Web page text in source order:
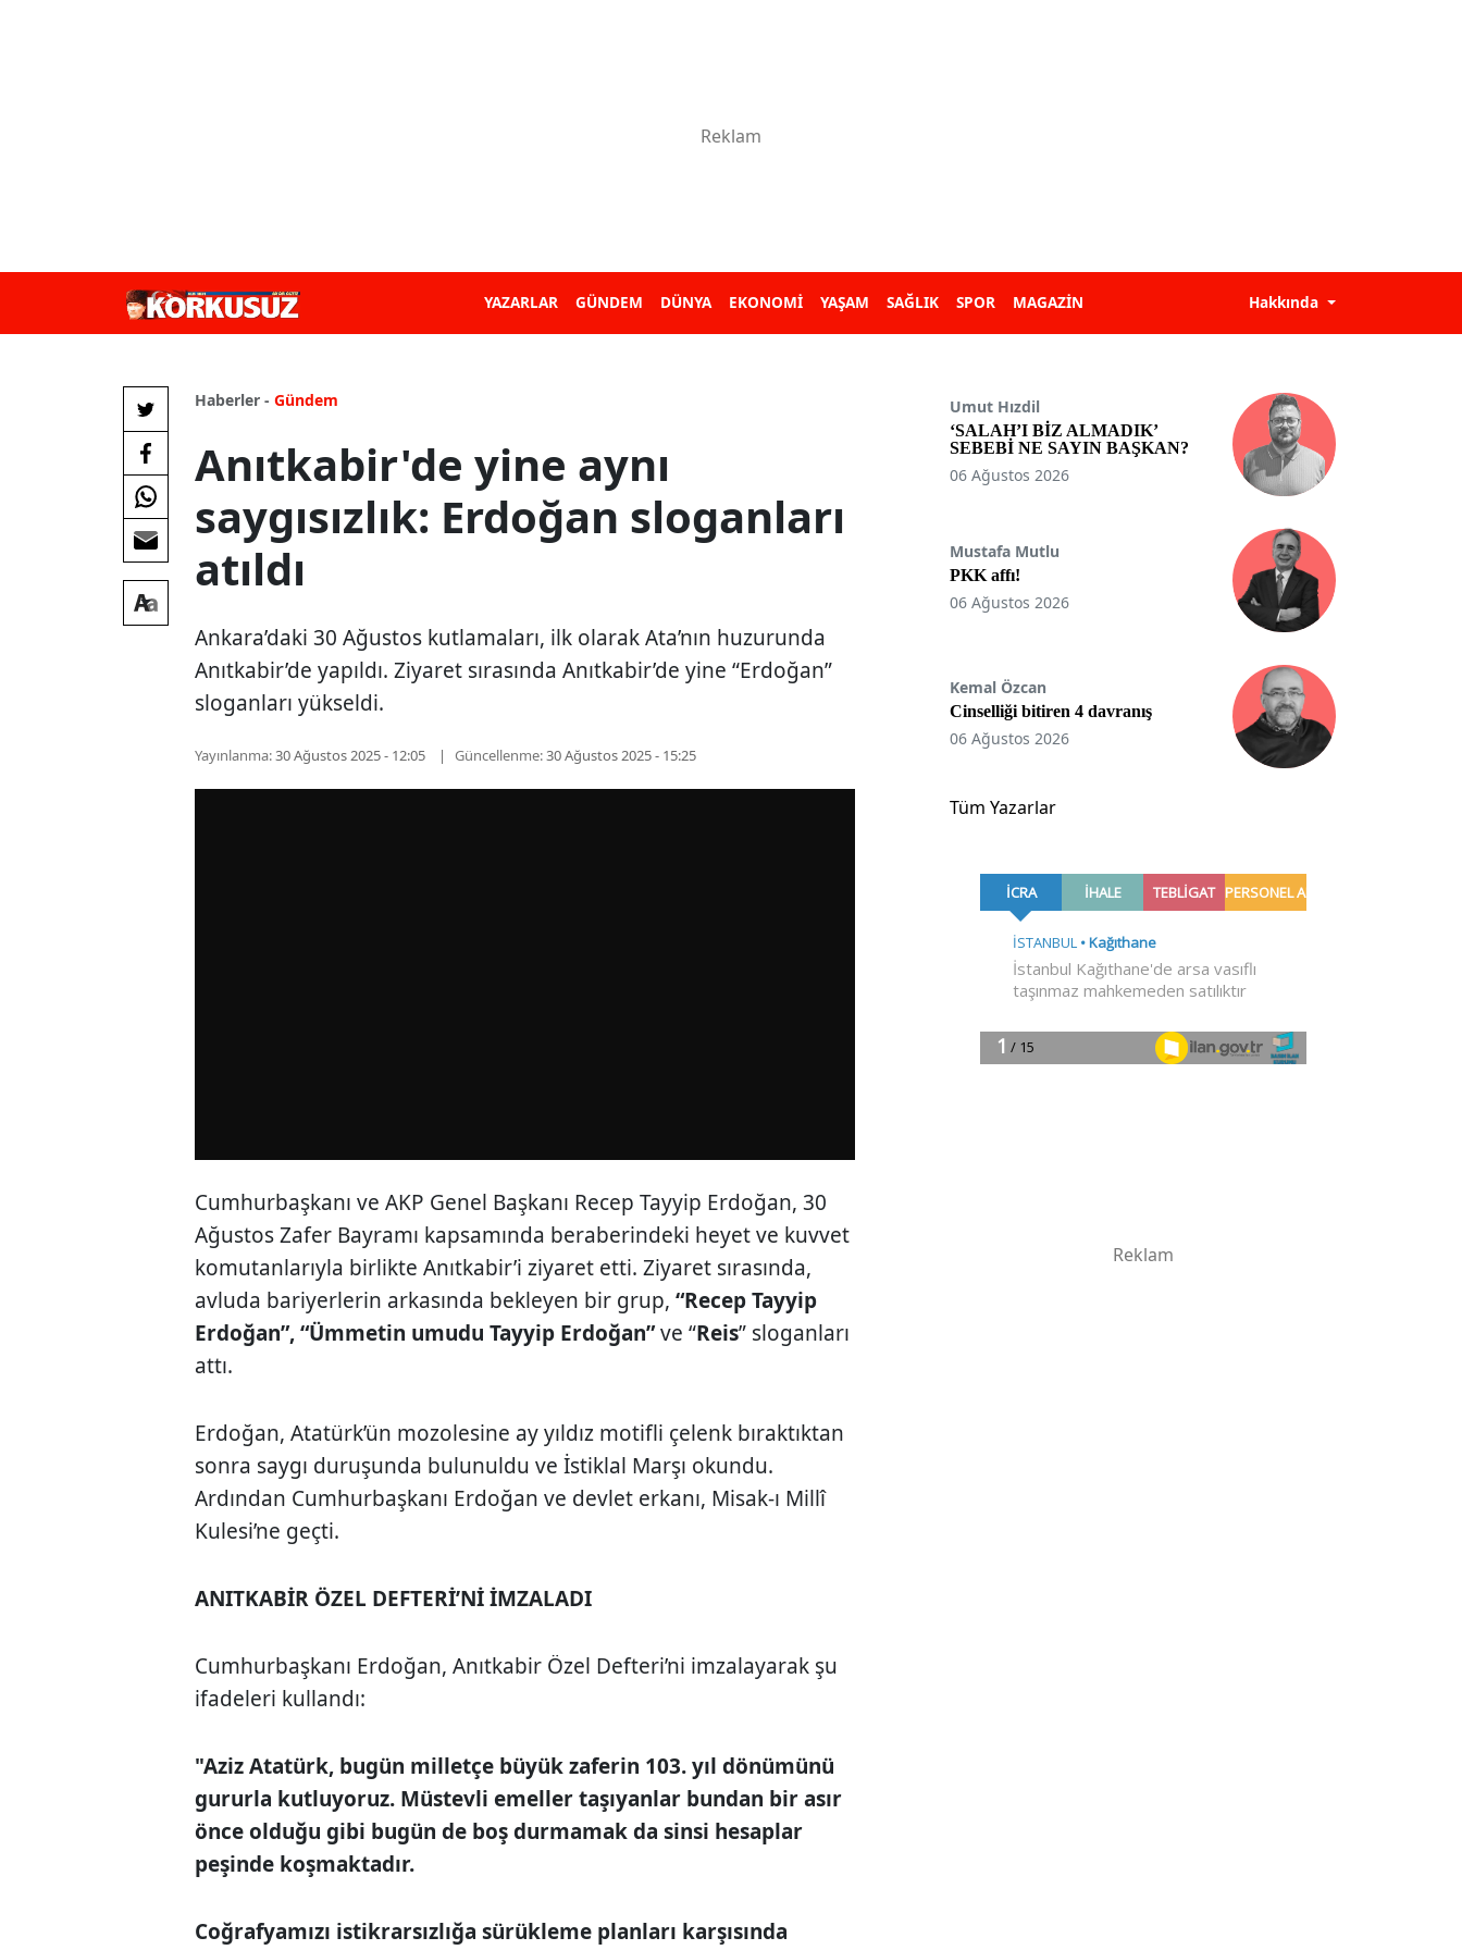
YAZARLAR GÜNDEM DÜNYA EKONOMİ YAŞAM SAĞLIK SPOR MAGAZİN Hakkında
Haberler - Gündem
Anıtkabir'de yine aynı
saygısızlık: Erdoğan sloganları
atıldı
Ankara’daki 30 Ağustos kutlamaları, ilk olarak Ata’nın huzurunda
Anıtkabir’de yapıldı. Ziyaret sırasında Anıtkabir’de yine “Erdoğan”
sloganları yükseldi.
Yayınlanma:30 Ağustos 2025 - 12:05 Güncellenme:30 Ağustos 2025 - 15:25
Cumhurbaşkanı ve AKP Genel Başkanı Recep Tayyip Erdoğan, 30
Ağustos Zafer Bayramı kapsamında beraberindeki heyet ve kuvvet
komutanlarıyla birlikte Anıtkabir’i ziyaret etti. Ziyaret sırasında,
avluda bariyerlerin arkasında bekleyen bir grup,“Recep Tayyip
Erdoğan”, “Ümmetin umudu Tayyip Erdoğan”ve “Reis” sloganları
attı.
Erdoğan, Atatürk’ün mozolesine ay yıldız motifli çelenk bıraktıktan
sonra saygı duruşunda bulunuldu ve İstiklal Marşı okundu.
Ardından Cumhurbaşkanı Erdoğan ve devlet erkanı, Misak-ı Millî
Kulesi’ne geçti.
ANITKABİR ÖZEL DEFTERİ’Nİ İMZALADI
Cumhurbaşkanı Erdoğan, Anıtkabir Özel Defteri’ni imzalayarak şu
ifadeleri kullandı:
"Aziz Atatürk, bugün milletçe büyük zaferin 103. yıl dönümünü
gururla kutluyoruz. Müstevli emeller taşıyanlar bundan bir asır
önce olduğu gibi bugün de boş durmamak da sinsi hesaplar
peşinde koşmaktadır.
Coğrafyamızı istikrarsızlığa sürükleme planları karşısında
Umut Hızdil
‘SALAH’I BİZ ALMADIK’
SEBEBİ NE SAYIN BAŞKAN?
06 Ağustos 2026
Mustafa Mutlu
PKK affı!
06 Ağustos 2026
Kemal Özcan
Cinselliği bitiren 4 davranış
06 Ağustos 2026
Tüm Yazarlar